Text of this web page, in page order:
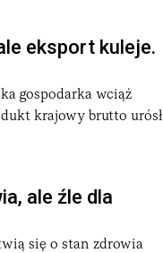
eksport kuleje.
gospodarka wciąż
krajowy brutto urósł
ale źle dla
się o stan zdrowia